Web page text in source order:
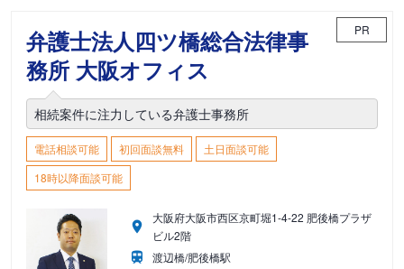
弁護士法人四ツ橋総合法律事
務所 大阪オフィス
PR
相続案件に注力している弁護士事務所
電話相談可能 初回面談無料
土日面談可能
18時以降面談可能
大阪府大阪市西区京町堀1-4-22 肥後橋プラザ
ビル2階
渡辺橋/肥後橋駅